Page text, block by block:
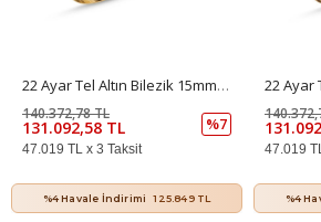
22 Ayar Tel Altın Bilezik 15mm 20 Gr
131.092,58 TL
140.372,78 TL
%7
47.019 TL x 3 Taksit
%4 Havale İndirimi 125.849 TL
47.019
%4